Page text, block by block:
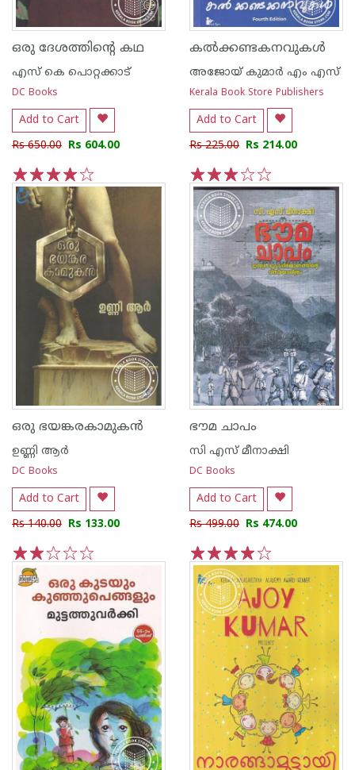
ഒരു ദേശത്തിന്റെ കഥ
എസ്‌ കെ പൊറ്റക്കാട്‌
DC Books
Add to Cart
Rs 650.00 Rs 604.00
5
4
3
2
1
കല്‍ക്കണ്ടകനവുകള്‍
അജോയ് കുമാര്‍ എം എസ്
Kerala Book Store Publishers
Add to Cart
Rs 225.00 Rs 214.00
5
4
3
2
1
ഒരു ഭയങ്കരകാമുകന്‍
ഉണ്ണി ആര്‍
DC Books
Add to Cart
Rs 140.00 Rs 133.00
2
ഭൗമ ചാപം
സി എസ് മീനാക്ഷി
DC Books
Add to Cart
Rs 499.00 Rs 474.00
5
4
3
2
1